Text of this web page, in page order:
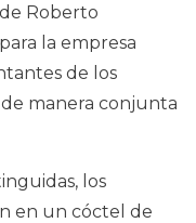
Roberto
la empresa
de los
manera conjunta
los
en un cóctel de